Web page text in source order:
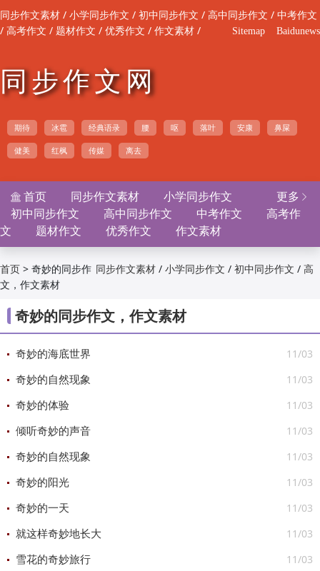
同步作文素材 / 小学同步作文 / 初中同步作文 / 高中同步作文 / 中考作文
/ 高考作文 / 题材作文 / 优秀作文 / 作文素材 / Sitemap Baidunews
同步作文网
期待 冰雹 经典语录 腰 呕 落叶 安康 鼻屎
健美 红枫 传媒 离去
更多 
 首页 同步作文素材
小学同步作文
初中同步作文
高中同步作文 中考作文
高考作
文
题材作文 优秀作文 作文素材
同步作文素材 /小学同步作文 /初中同步作文 /高
首页 > 奇妙的同步作
文，作文素材
奇妙的同步作文，作文素材
11/03
奇妙的海底世界
11/03
奇妙的自然现象
11/03
奇妙的体验
11/03
倾听奇妙的声音
11/03
奇妙的自然现象
11/03
奇妙的阳光
11/03
奇妙的一天
11/03
就这样奇妙地长大
11/03
雪花的奇妙旅行